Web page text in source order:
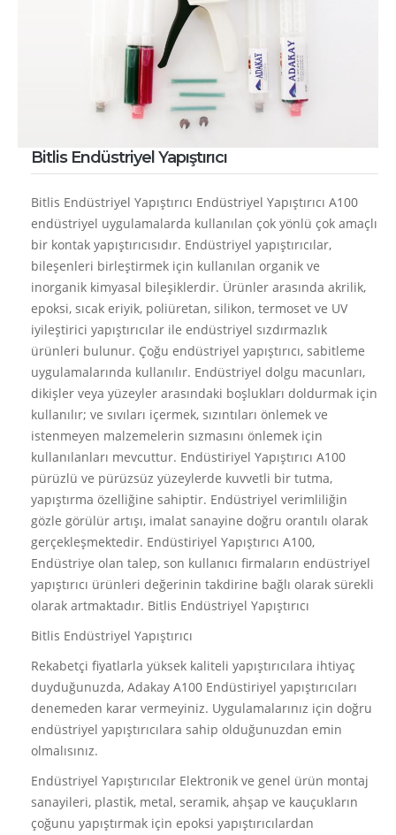
Bitlis Endüstriyel Yapıştırıcı
Bitlis Endüstriyel Yapıştırıcı Endüstriyel Yapıştırıcı A100
endüstriyel uygulamalarda kullanılan çok yönlü çok amaçlı
bir kontak yapıştırıcısıdır. Endüstriyel yapıştırıcılar,
bileşenleri birleştirmek için kullanılan organik ve
inorganik kimyasal bileşiklerdir. Ürünler arasında akrilik,
epoksi, sıcak eriyik, poliüretan, silikon, termoset ve UV
iyileştirici yapıştırıcılar ile endüstriyel sızdırmazlık
ürünleri bulunur. Çoğu endüstriyel yapıştırıcı, sabitleme
uygulamalarında kullanılır. Endüstriyel dolgu macunları,
dikişler veya yüzeyler arasındaki boşlukları doldurmak için
kullanılır; ve sıvıları içermek, sızıntıları önlemek ve
istenmeyen malzemelerin sızmasını önlemek için
kullanılanları mevcuttur. Endüstiriyel Yapıştırıcı A100
pürüzlü ve pürüzsüz yüzeylerde kuvvetli bir tutma,
yapıştırma özelliğine sahiptir. Endüstriyel verimliliğin
gözle görülür artışı, imalat sanayine doğru orantılı olarak
gerçekleşmektedir. Endüstiriyel Yapıştırıcı A100,
Endüstriye olan talep, son kullanıcı firmaların endüstriyel
yapıştırıcı ürünleri değerinin takdirine bağlı olarak sürekli
olarak artmaktadır. Bitlis Endüstriyel Yapıştırıcı
Bitlis Endüstriyel Yapıştırıcı
Rekabetçi fiyatlarla yüksek kaliteli yapıştırıcılara ihtiyaç
duyduğunuzda, Adakay A100 Endüstiriyel yapıştırıcıları
denemeden karar vermeyiniz. Uygulamalarınız için doğru
endüstriyel yapıştırıcılara sahip olduğunuzdan emin
olmalısınız.
Endüstriyel Yapıştırıcılar Elektronik ve genel ürün montaj
sanayileri, plastik, metal, seramik, ahşap ve kauçukların
çoğunu yapıştırmak için epoksi yapıştırıcılardan